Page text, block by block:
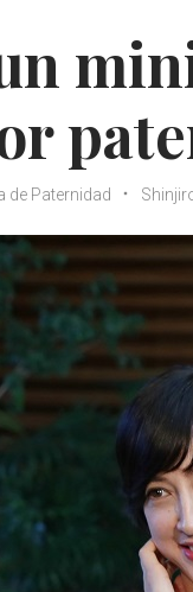
de Paternidad